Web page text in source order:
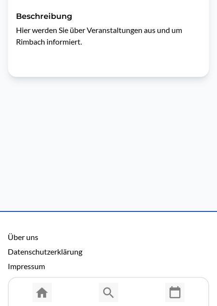
Beschreibung
Hier werden Sie über Veranstaltungen aus und um
Rimbach informiert.
Über uns
Datenschutzerklärung
Impressum
Allgemeine Nutzungsbedingungen